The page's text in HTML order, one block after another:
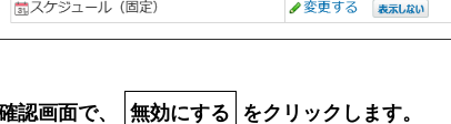
認画面で、 無効にする をクリックします。